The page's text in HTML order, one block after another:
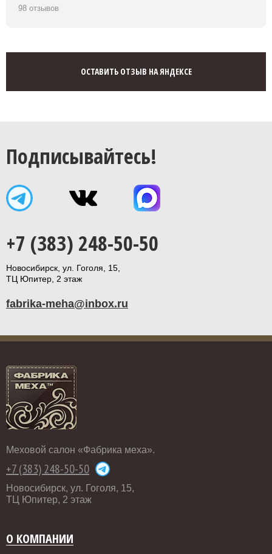
98 отзывов
ОСТАВИТЬ ОТЗЫВ НА ЯНДЕКСЕ
Подписывайтесь!
+7 (383) 248-50-50
Новосибирск, ул. Гоголя, 15,
ТЦ Юпитер, 2 этаж
fabrika-meha@inbox.ru
Меховой салон «Фабрика меха».
+7 (383) 248-50-50
Новосибирск, ул. Гоголя, 15,
ТЦ Юпитер, 2 этаж
О КОМПАНИИ